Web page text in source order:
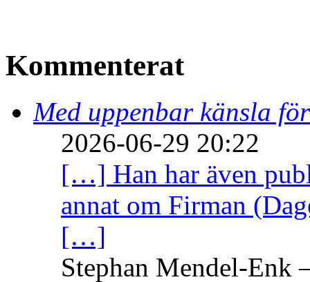
Kommenterat
Med uppenbar känsla
2026-06-29 20:22
[…] Han har även
annat om Firman
[…]
Stephan Mendel-Enk